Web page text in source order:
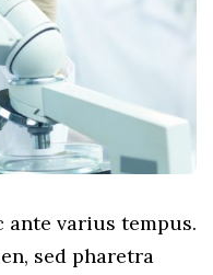
varius tempus.
sed pharetra